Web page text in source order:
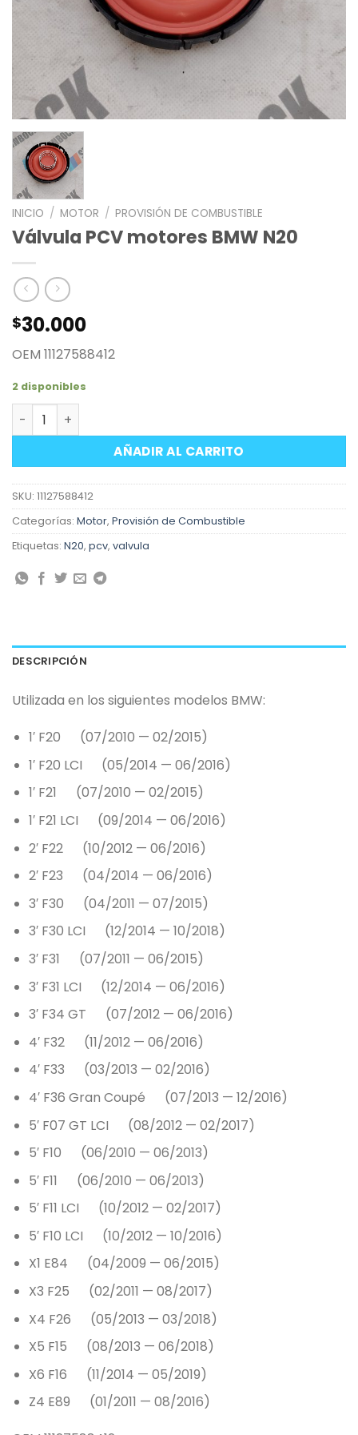
INICIO / MOTOR / PROVISIÓN DE COMBUSTIBLE
Válvula PCV motores BMW N20
$30.000
OEM 11127588412
2 disponibles
Válvula PCV motores BMW N20 cantidad
AÑADIR AL CARRITO
SKU: 11127588412
Categorías: Motor, Provisión de Combustible
Etiquetas: N20, pcv, valvula
DESCRIPCIÓN
Utilizada en los siguientes modelos BMW:
1′ F20 (07/2010 — 02/2015)
1′ F20 LCI (05/2014 — 06/2016)
1′ F21 (07/2010 — 02/2015)
1′ F21 LCI (09/2014 — 06/2016)
2′ F22 (10/2012 — 06/2016)
2′ F23 (04/2014 — 06/2016)
3′ F30 (04/2011 — 07/2015)
3′ F30 LCI (12/2014 — 10/2018)
3′ F31 (07/2011 — 06/2015)
3′ F31 LCI (12/2014 — 06/2016)
3′ F34 GT (07/2012 — 06/2016)
4′ F32 (11/2012 — 06/2016)
4′ F33 (03/2013 — 02/2016)
4′ F36 Gran Coupé (07/2013 — 12/2016)
5′ F07 GT LCI (08/2012 — 02/2017)
5′ F10 (06/2010 — 06/2013)
5′ F11 (06/2010 — 06/2013)
5′ F11 LCI (10/2012 — 02/2017)
5′ F10 LCI (10/2012 — 10/2016)
X1 E84 (04/2009 — 06/2015)
X3 F25 (02/2011 — 08/2017)
X4 F26 (05/2013 — 03/2018)
X5 F15 (08/2013 — 06/2018)
X6 F16 (11/2014 — 05/2019)
Z4 E89 (01/2011 — 08/2016)